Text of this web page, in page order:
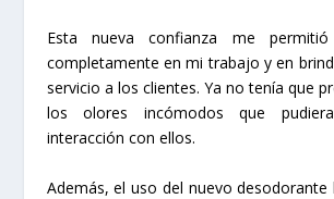
Esta nueva confianza me permitió
completamente en mi trabajo y en
servicio a los clientes. Ya no tenía que
los olores incómodos que
interacción con ellos.
Además, el uso del nuevo desodorante